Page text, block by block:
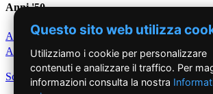
Anni '50
Anno1950Anno1951 Anno1952 Anno
Anno 1955Anno1956 Anno1957Anno
Scegli per decennio
Questo sito web utilizza
Utilizziamo i cookie per personalizzare
contenuti e analizzare il traffico. Per
informazioni consulta la nostra